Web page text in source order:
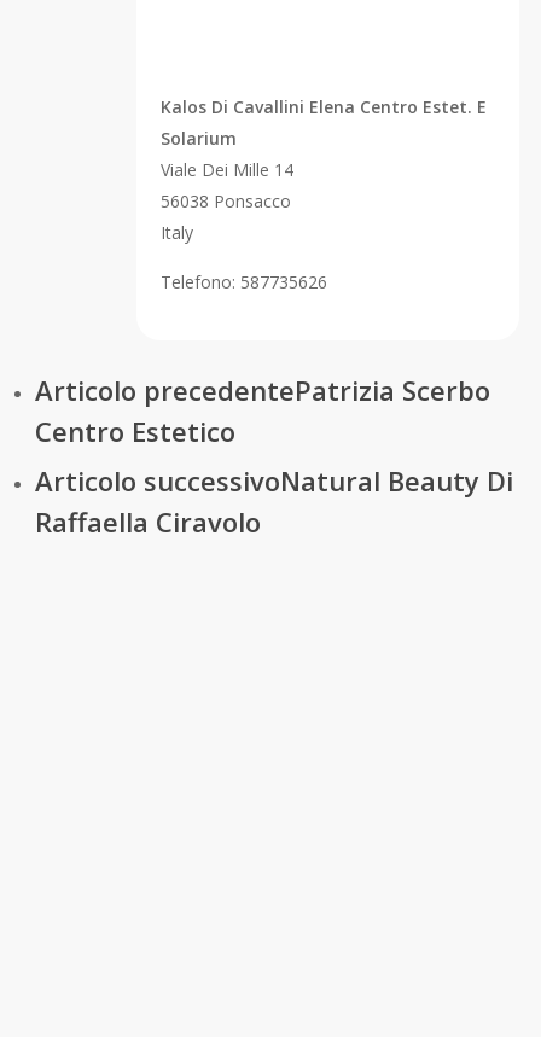
Kalos Di Cavallini Elena Centro Estet. E
Solarium
Viale Dei Mille 14
56038 Ponsacco
Italy
Telefono: 587735626
Articolo precedentePatrizia Scerbo
Centro Estetico
Articolo successivoNatural Beauty Di
Raffaella Ciravolo